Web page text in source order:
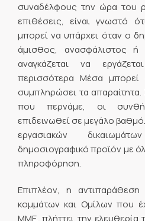
συναδέλφους την ώρα του
επιθέσεις, είναι γνωστό
μπορεί να υπάρχει όταν ο
άμισθος, ανασφάλιστος ή
αναγκάζεται να
περισσότερα Μέσα
συμπληρώσει τα απαραίτητα.
που περνάμε, οι
επιδεινωθεί σε μεγάλο
εργασιακών
δημοσιογραφικό προϊόν με
πληροφόρηση.
Επιπλέον, η αντιπαράθεση
κομμάτων και Ομίλων που
ΜΜΕ, πλήττει την ελευθερία